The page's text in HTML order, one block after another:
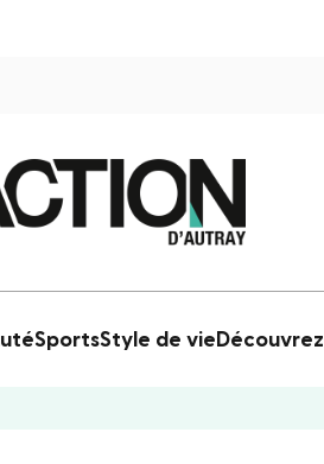
SportsStyle de vie Découvrez